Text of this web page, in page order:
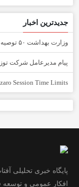
جدیدترین اخبار
وزارت بهداشت ۵۰ توصیه خودمراقبتی در گرمای شدید را منتشر کرد
پیام مدیرعامل شركت
Session Time Limits
پایگاه خبری تحلیلی
افکار عمومی و توسعه